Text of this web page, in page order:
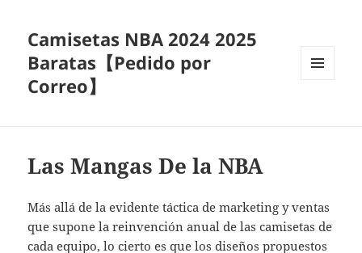
Camisetas NBA 2024 2025
Baratas【Pedido por
Correo】
Las Mangas De la NBA
Más allá de la evidente táctica de marketing y ventas
que supone la reinvención anual de las camisetas de
cada equipo, lo cierto es que los diseños propuestos